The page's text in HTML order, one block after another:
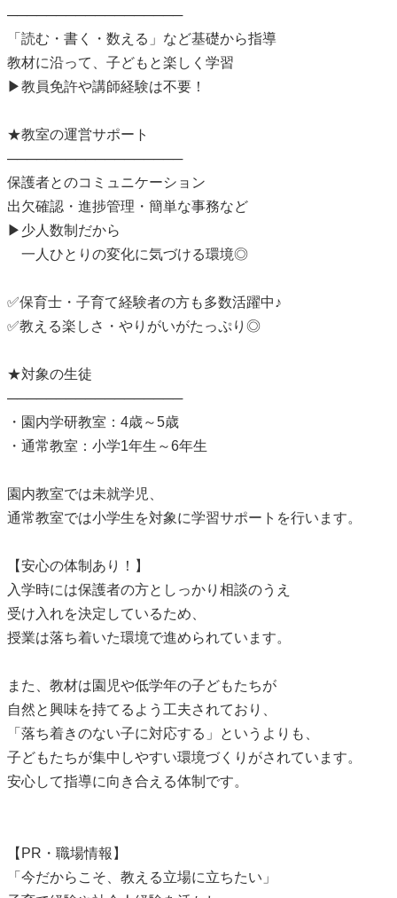
──────────────────
「読む・書く・数える」など基礎から指導
教材に沿って、子どもと楽しく学習
▶教員免許や講師経験は不要！
★教室の運営サポート
──────────────────
保護者とのコミュニケーション
出欠確認・進捗管理・簡単な事務など
▶少人数制だから
一人ひとりの変化に気づける環境◎
✅保育士・子育て経験者の方も多数活躍中♪
✅教える楽しさ・やりがいがたっぷり◎
★対象の生徒
──────────────────
・園内学研教室：4歳～5歳
・通常教室：小学1年生～6年生
園内教室では未就学児、
通常教室では小学生を対象に学習サポートを行います。
【安心の体制あり！】
入学時には保護者の方としっかり相談のうえ
受け入れを決定しているため、
授業は落ち着いた環境で進められています。
また、教材は園児や低学年の子どもたちが
自然と興味を持てるよう工夫されており、
「落ち着きのない子に対応する」というよりも、
子どもたちが集中しやすい環境づくりがされています。
安心して指導に向き合える体制です。
【PR・職場情報】
「今だからこそ、教える立場に立ちたい」